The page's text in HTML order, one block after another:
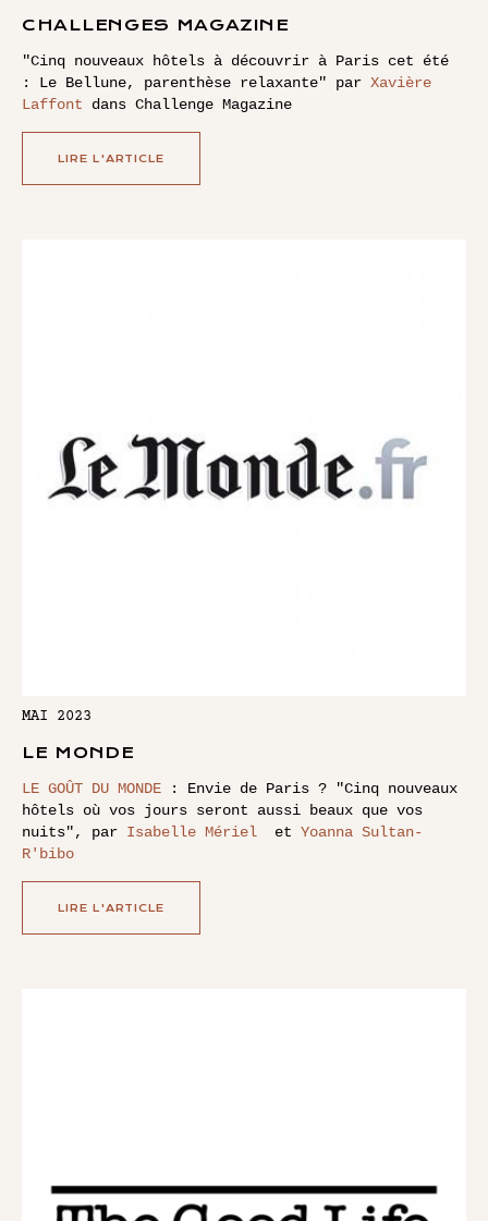
CHALLENGES MAGAZINE
"Cinq nouveaux hôtels à découvrir à Paris cet été
: Le Bellune, parenthèse relaxante" par Xavière
Laffont dans Challenge Magazine
LIRE L'ARTICLE
MAI 2023
LE MONDE
LE GOÛT DU MONDE : Envie de Paris ? "Cinq nouveaux
hôtels où vos jours seront aussi beaux que vos
nuits", par Isabelle Mériel et Yoanna Sultan-
R'bibo
LIRE L'ARTICLE